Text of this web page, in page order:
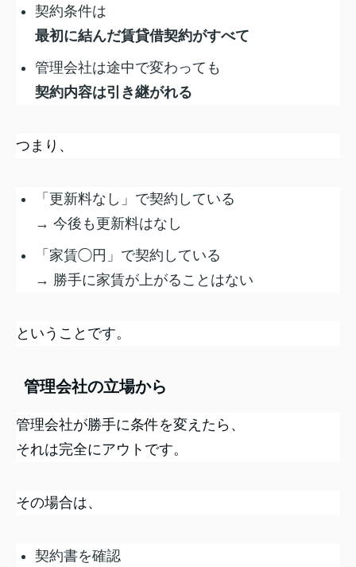
契約条件は
最初に結んだ賃貸借契約がすべて
管理会社は途中で変わっても
契約内容は引き継がれる
つまり、
「更新料なし」で契約している
→ 今後も更新料はなし
「家賃◯円」で契約している
→ 勝手に家賃が上がることはない
ということです。
管理会社の立場から
管理会社が勝手に条件を変えたら、
それは完全にアウトです。
その場合は、
契約書を確認